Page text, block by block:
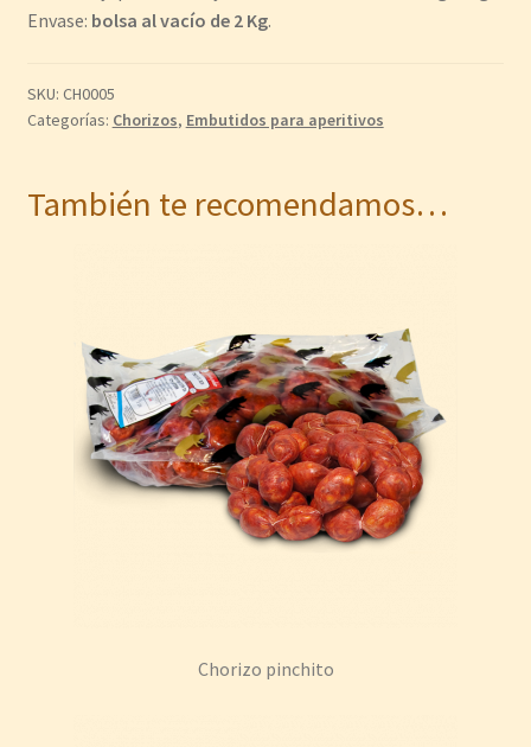
Envase: bolsa al vacío de 2 Kg.
SKU: CH0005
Categorías: Chorizos, Embutidos para aperitivos
También te recomendamos…
Chorizo pinchito